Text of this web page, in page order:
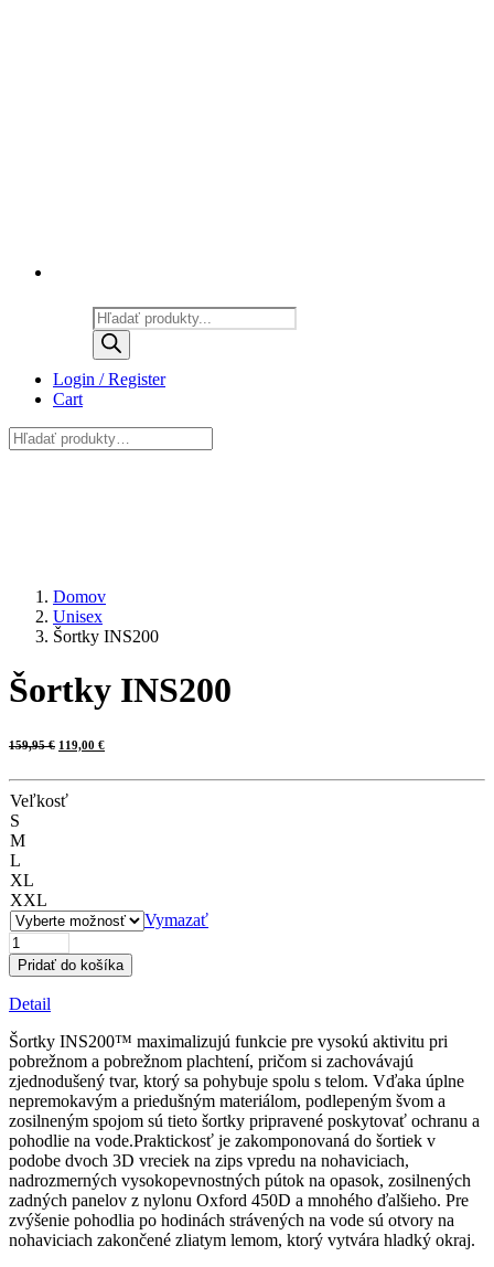
Products
search
Login / Register
Cart
Domov
Unisex
Šortky INS200
Šortky INS200
159,95€ Pôvodná
159,95 €.
119,00 €Aktuálna
119,00 €.
Veľkosť
S
M
L
XL
XXL
Vymazať
množstvo
Šortky
INS200
Pridať do košíka
Detail
Šortky INS200™ maximalizujú funkcie pre vysokú aktivitu pri
pobrežnom a pobrežnom plachtení, pričom si zachovávajú
zjednodušený tvar, ktorý sa pohybuje spolu s telom. Vďaka úplne
nepremokavým a priedušným materiálom, podlepeným švom a
zosilneným spojom sú tieto šortky pripravené poskytovať ochranu a
pohodlie na vode.Praktickosť je zakomponovaná do šortiek v
podobe dvoch 3D vreciek na zips vpredu na nohaviciach,
nadrozmerných vysokopevnostných pútok na opasok, zosilnených
zadných panelov z nylonu Oxford 450D a mnohého ďalšieho. Pre
zvýšenie pohodlia po hodinách strávených na vode sú otvory na
nohaviciach zakončené zliatym lemom, ktorý vytvára hladký okraj.